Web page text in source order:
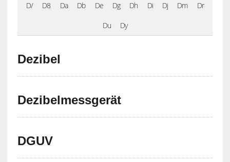
D/ D8 Da Db De Dg Dh Di Dj Dm Dr
Du Dy
Dezibel
Dezibelmessgerät
DGUV